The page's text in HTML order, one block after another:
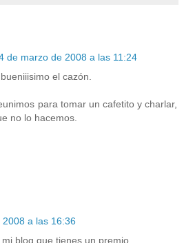
de marzo de 2008 a las 11:24
el cazón.
para tomar un cafetito y charlar,
no lo hacemos.
a las 16:36
blog que tienes un premio.